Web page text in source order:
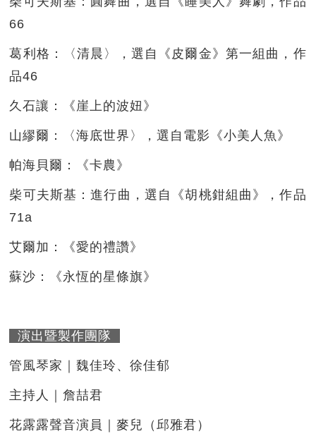
66
葛利格：〈清晨〉，選自《皮爾金》第一組曲，作
品46
久石讓：《崖上的波妞》
山繆爾：〈海底世界〉，選自電影《小美人魚》
帕海貝爾：《卡農》
柴可夫斯基：進行曲，選自《胡桃鉗組曲》，作品
71a
艾爾加：《愛的禮讚》
蘇沙：《永恆的星條旗》
演出暨製作團隊
管風琴家｜魏佳玲、徐佳郁
主持人｜詹喆君
花露露聲音演員｜麥兒（邱雅君）